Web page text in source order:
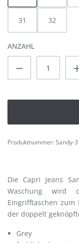
31 32
ANZAHL
Produkt
Produktnummer: Sandy-
Die Capri Jeans
Waschung wird
Eingrifftaschen zum
der doppelt
Grey